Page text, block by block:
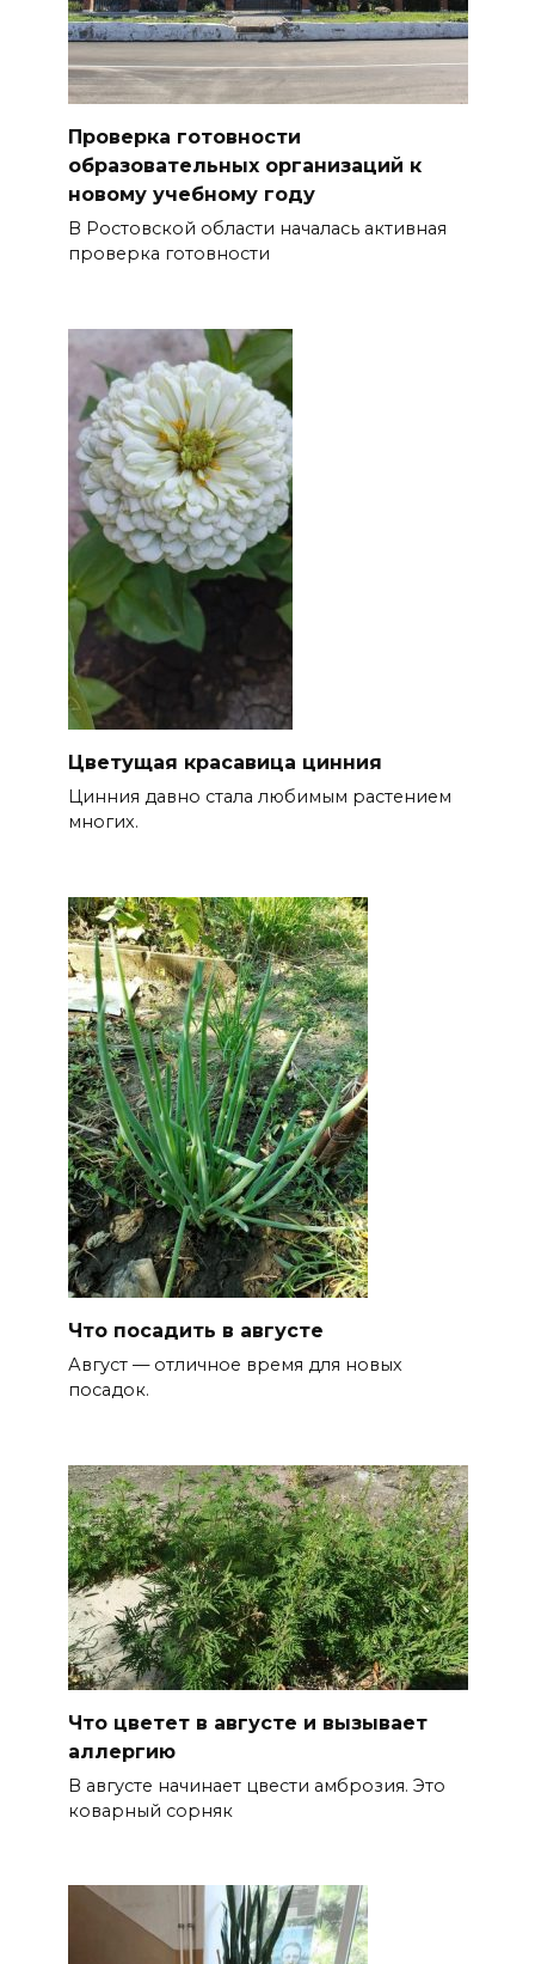
Проверка готовности
образовательных организаций к
новому учебному году
В Ростовской области началась активная
проверка готовности
Цветущая красавица цинния
Цинния давно стала любимым растением
многих.
Что посадить в августе
Август — отличное время для новых
посадок.
Что цветет в августе и вызывает
аллергию
В августе начинает цвести амброзия. Это
коварный сорняк